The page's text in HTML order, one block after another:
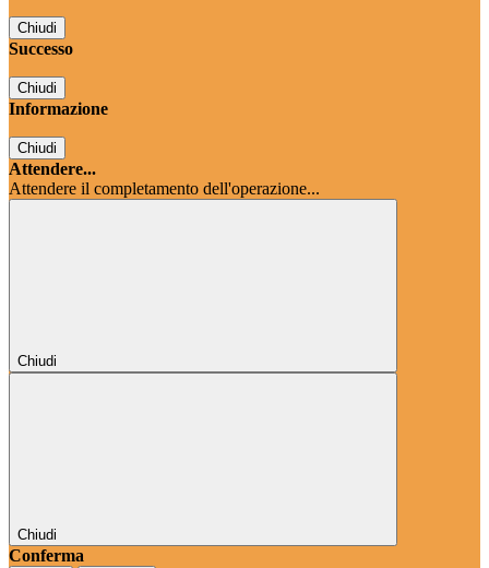
Chiudi
Successo
Chiudi
Informazione
Chiudi
Attendere...
Attendere il completamento dell'operazione...
Chiudi
Chiudi
Conferma